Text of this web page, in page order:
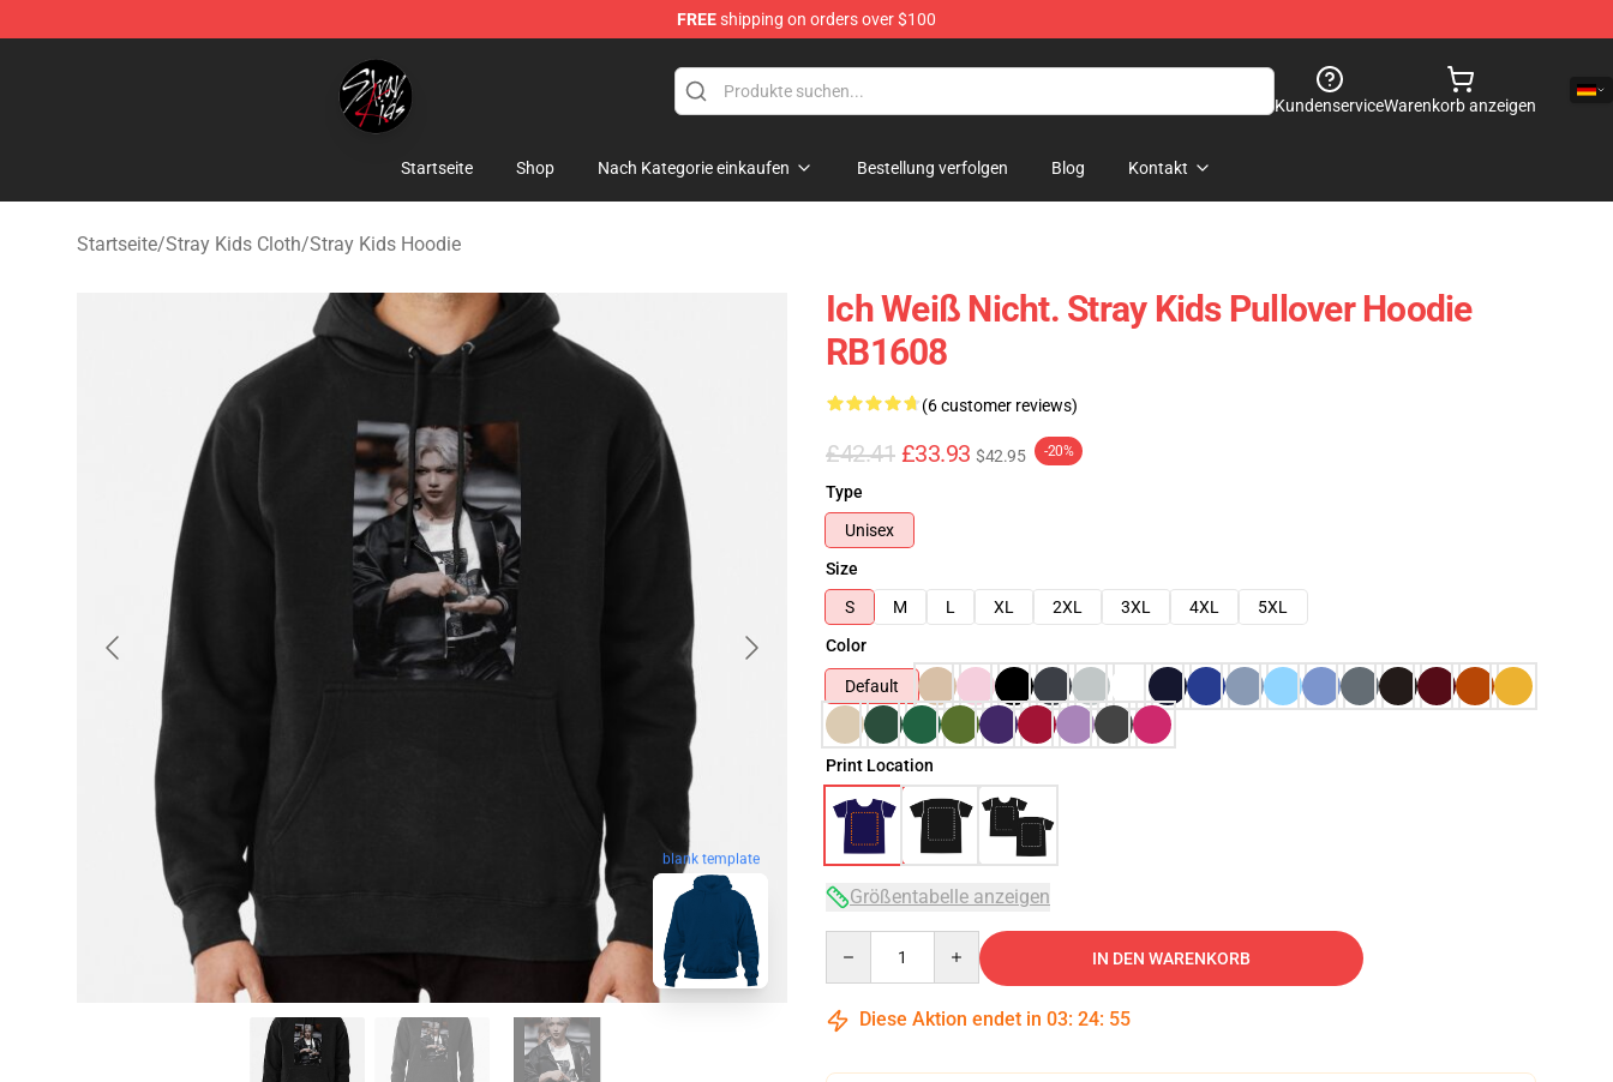
FREEshipping on orders over $100
Stray Kids Shop - Official Stray Kids Merchandise Store
KundenserviceWarenkorb anzeigen
Startseite Shop Nach Kategorie einkaufen Bestellung verfolgen Blog Kontakt
Startseite/Stray Kids Cloth/Stray Kids Hoodie
blank template
Ich Weiß Nicht. Stray Kids Pullover Hoodie
RB1608
(6 customer reviews)
£42.41 £33.93 $42.95 -20%
Type
Unisex
Size
S
M L XL 2XL 3XL 4XL
5XL
Color
Default
Print Location
Größentabelle anzeigen
IN DEN WARENKORB
Diese Aktion endet in 03: 24: 54